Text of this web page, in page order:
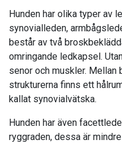
Hunden har olika typer av
synovialleden,
består av två
omringande ledkapsel.
senor och muskler. Mellan
strukturerna finns ett
kallat synovialvätska.
Hunden har även
ryggraden, dessa är